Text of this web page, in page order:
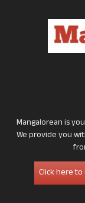
Mangalorean is
We provide you
Click here to